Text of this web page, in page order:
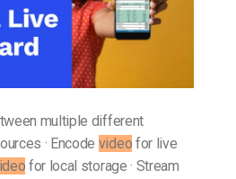
multiple different
· Encode video for live
for local storage · Stream